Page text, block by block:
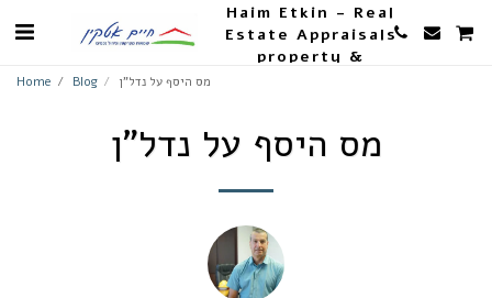
Haim Etkin - Real
Estate Appraisals
property &
Home Blog מס היסף על נדל"ן
מס היסף על נדל"ן